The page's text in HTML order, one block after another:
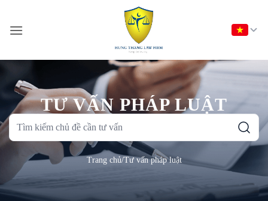
nội
TƯ VẤN PHÁP LUẬT
Tìm
chủ
đề
Trang chủ/Tư vấn pháp luật